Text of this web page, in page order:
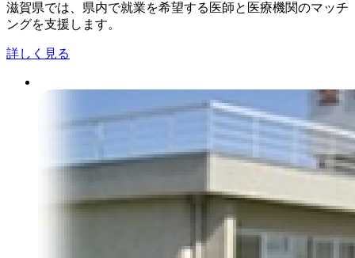
滋賀県では、県内で就業を希望する医師と医療機関のマッチ
ングを支援します。
詳しく見る